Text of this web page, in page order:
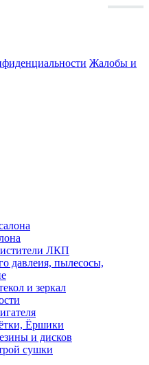
Жалобы и
ЛКП
давлеия, пылесосы,
и зеркал
Ёршики
и дисков
сушки